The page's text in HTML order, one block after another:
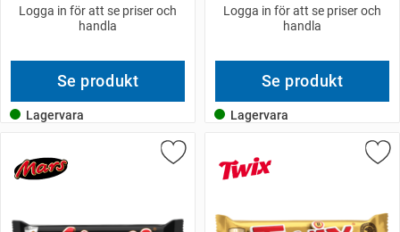
Logga in för att se priser och
handla
Se produkt
Lagervara
Logga in för att se priser och
handla
Se produkt
Lagervara